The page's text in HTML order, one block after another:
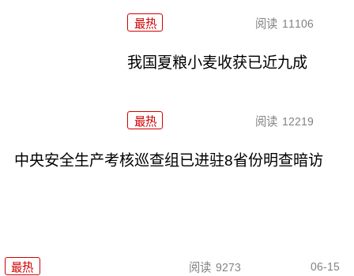
最热 阅读 11106
我国夏粮小麦收获已近九成
最热 阅读 12219
中央安全生产考核巡查组已进驻8省份明查暗访
最热 阅读 9273 06-15